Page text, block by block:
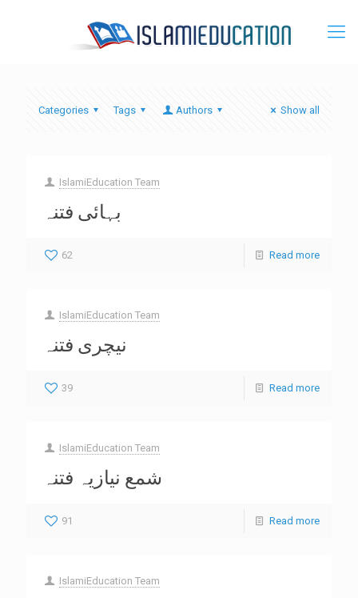
Categories Tags Authors Show all
IslamiEducation Team
بہائی فتنہ
62 Read more
IslamiEducation Team
نیچری فتنہ
39 Read more
IslamiEducation Team
شمع نیازیہ فتنہ
91 Read more
IslamiEducation Team